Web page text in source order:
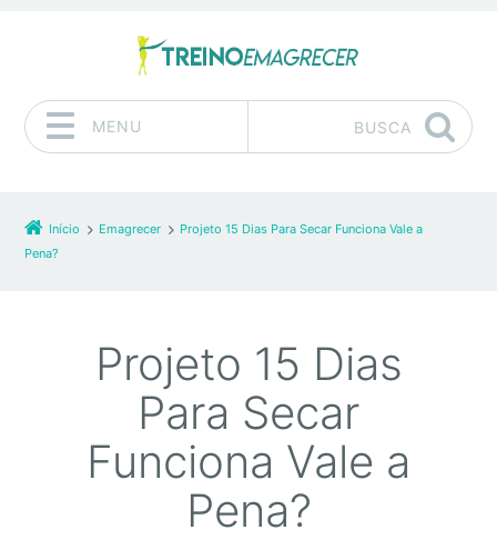
MENU BUSCA
Início Emagrecer
Projeto 15 Dias Para Secar Funciona Vale a
Pena?
Projeto 15 Dias
Para Secar
Funciona Vale a
Pena?